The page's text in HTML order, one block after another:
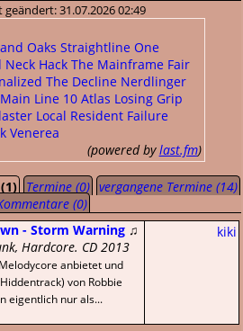
31.07.2026 02:49
Oaks Straightline One
Neck Hack The Mainframe Fair
The Decline Nerdlinger
Main Line 10 Atlas Losing Grip
Local Resident Failure
Venerea
(powered bylast.fm)
Termine (0) vergangene Termine (14)
(0)
kiki
- Storm Warning ♫
Hardcore. CD 2013
anbietet und
von Robbie
eigentlich nur als...